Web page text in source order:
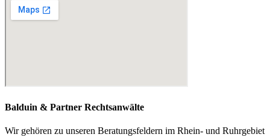
Balduin & Partner Rechtsanwälte
Wir gehören zu unseren Beratungsfeldern im Rhein- und Ruhrgebiet